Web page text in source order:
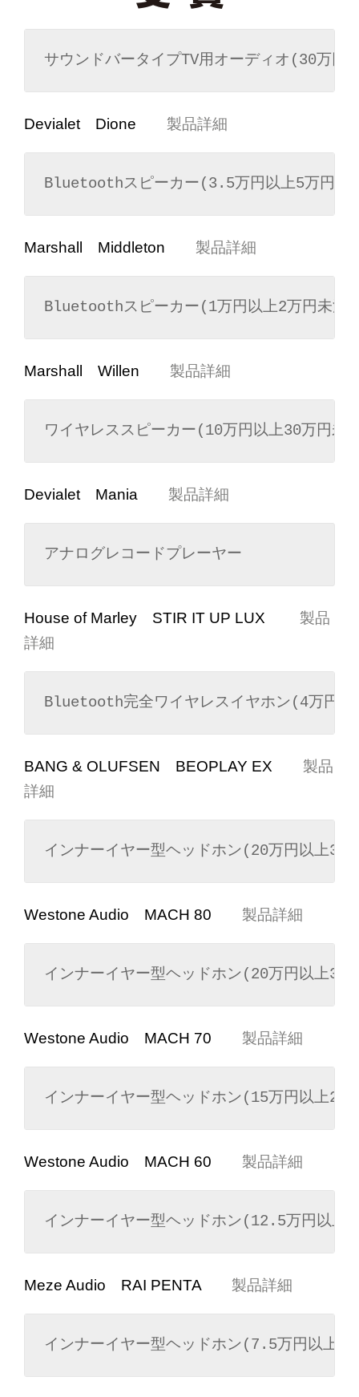
サウンドバータイプTV用オーディオ(30万円
Devialet Dione 製品詳細
Bluetoothスピーカー(3.5万円以上5万円未
Marshall Middleton 製品詳細
Bluetoothスピーカー(1万円以上2万円未満)
Marshall Willen 製品詳細
ワイヤレススピーカー(10万円以上30万円未
Devialet Mania 製品詳細
アナログレコードプレーヤー
House of Marley STIR IT UP LUX 製品
詳細
Bluetooth完全ワイヤレスイヤホン(4万円以
BANG & OLUFSEN BEOPLAY EX 製品
詳細
インナーイヤー型ヘッドホン(20万円以上30
Westone Audio MACH 80 製品詳細
インナーイヤー型ヘッドホン(20万円以上30
Westone Audio MACH 70 製品詳細
インナーイヤー型ヘッドホン(15万円以上20
Westone Audio MACH 60 製品詳細
インナーイヤー型ヘッドホン(12.5万円以上
Meze Audio RAI PENTA 製品詳細
インナーイヤー型ヘッドホン(7.5万円以上